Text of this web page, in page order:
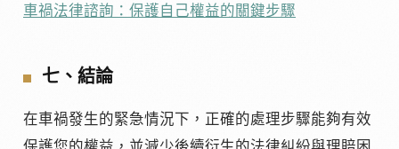
車禍法律諮詢：保護自己權益的關鍵步驟
七、結論
在車禍發生的緊急情況下，正確的處理步驟能夠有效